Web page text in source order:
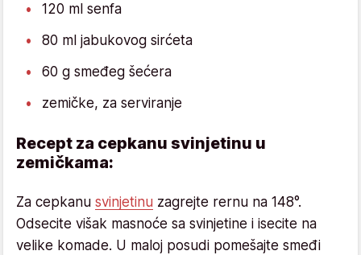
120 ml senfa
80 ml jabukovog sirćeta
60 g smeđeg šećera
zemičke, za serviranje
Recept za cepkanu svinjetinu u
zemičkama:
Za cepkanu svinjetinu zagrejte rernu na 148°.
Odsecite višak masnoće sa svinjetine i isecite na
velike komade. U maloj posudi pomešajte smeđi